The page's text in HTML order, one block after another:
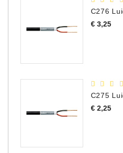
€ 3,25Prijs
€ 2,25Prijs